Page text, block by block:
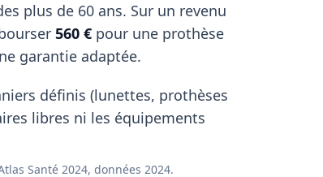
plus de 60 ans. Sur un revenu
560 € pour une prothèse
garantie adaptée.
définis (lunettes, prothèses
libres ni les équipements
Santé 2024, données 2024.